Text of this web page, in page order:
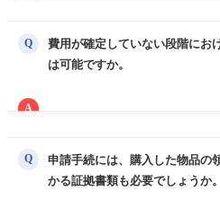
Q
費用が確定していない段階にお
は可能ですか。
A
わないこととしておりますので
〇 例えば、物品であれば納品が
Q
申請手続には、購入した物品の
かる証拠書類も必要でしょうか。